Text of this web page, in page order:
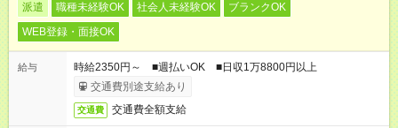
派遣 職種未経験OK 社会人未経験OK
ブランクOK
WEB登録・面接OK
給与
時給2350円～ ■週払いOK ■日収1万8800円以上
交通費別途支給あり
交通費 交通費全額支給